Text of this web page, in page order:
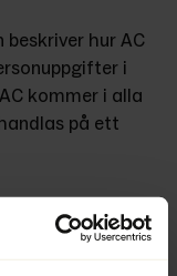
beskriver hur AC
i
kommer i alla
på ett
”vår”, ”vårt”